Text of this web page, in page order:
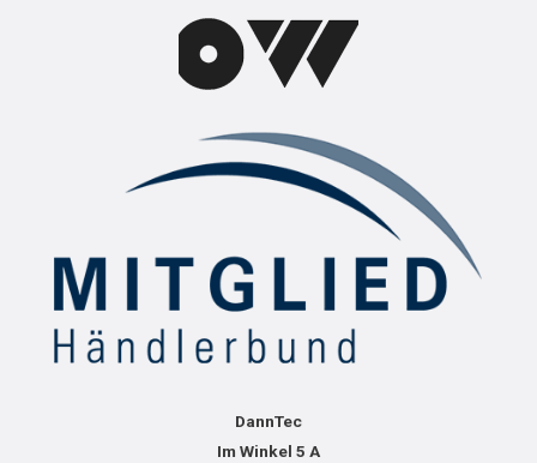
DannTec
Im Winkel 5 A